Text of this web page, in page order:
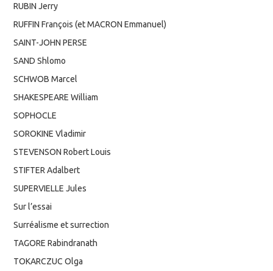
RUBIN Jerry
RUFFIN François (et MACRON Emmanuel)
SAINT-JOHN PERSE
SAND Shlomo
SCHWOB Marcel
SHAKESPEARE William
SOPHOCLE
SOROKINE Vladimir
STEVENSON Robert Louis
STIFTER Adalbert
SUPERVIELLE Jules
Sur l’essai
Surréalisme et surrection
TAGORE Rabindranath
TOKARCZUC Olga